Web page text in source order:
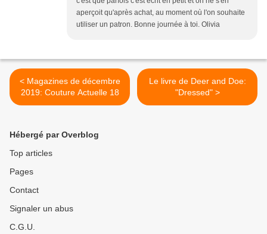
aperçoit qu'après achat, au moment où l'on souhaite
utiliser un patron. Bonne journée à toi. Olivia
< Magazines de décembre
2019: Couture Actuelle 18
Le livre de Deer and Doe:
"Dressed" >
Hébergé par Overblog
Top articles
Pages
Contact
Signaler un abus
C.G.U.